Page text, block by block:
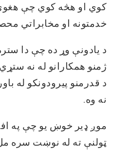
کوي او هڅه کوي چې هغوی
خدمتونه او مخابراتي
د یادونې وړ ده چې دا
ژمنو همکارانو له نه
د قدرمنو پیرودونکو له
نه وه.
موږ ډیر خوښ یو چې په
ټولنې ته له نوښت سره